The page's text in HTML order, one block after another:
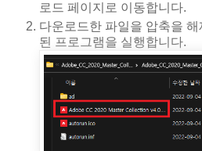
로드 페이지로 이동합니다.
다운로드한 파일을 압축을 해
된 프로그램을 실행합니다.